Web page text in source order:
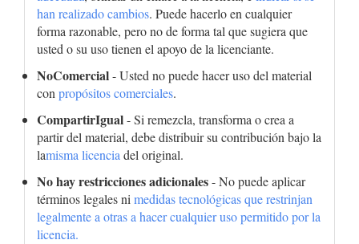
han realizado cambios. Puede hacerlo en cualquier
forma razonable, pero no de forma tal que sugiera que
usted o su uso tienen el apoyo de la licenciante.
NoComercial- Usted no puede hacer uso del material
conpropósitos comerciales.
CompartirIgual- Si remezcla, transforma o crea a
partir del material, debe distribuir su contribución bajo la
lamisma licenciadel original.
No hay restricciones adicionales- No puede aplicar
términos legales nimedidas tecnológicas que restrinjan
legalmente a otras a hacer cualquier uso permitido por la
licencia.